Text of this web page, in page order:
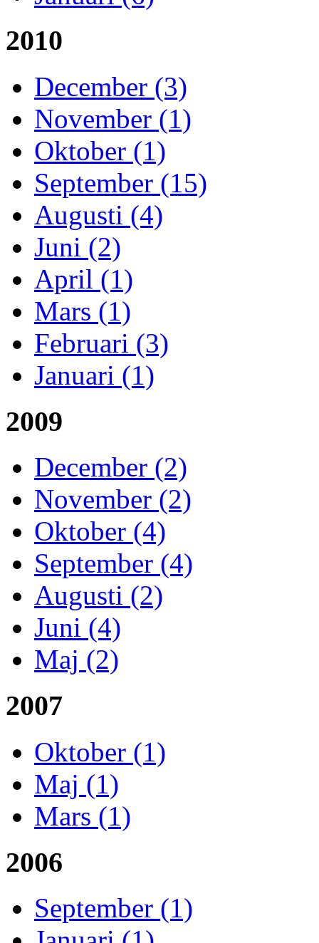
2010
December (3)
November (1)
Oktober (1)
September (15)
Augusti (4)
Juni (2)
April (1)
Mars (1)
Februari (3)
Januari (1)
2009
December (2)
November (2)
Oktober (4)
September (4)
Augusti (2)
Juni (4)
Maj (2)
2007
Oktober (1)
Maj (1)
Mars (1)
2006
September (1)